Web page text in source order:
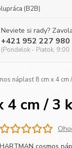
(B2B)
Neviete si rady?
+421 952 227 980
(Pondelok - Piatok,
náplasť 8 cm x 4 cm
4 cm / 3